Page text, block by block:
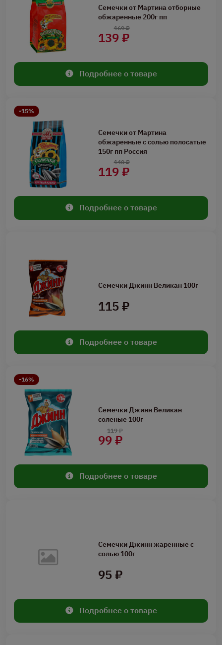
Семечки от Мартина отборные
обжаренные 200г пп
139 ₽
169 ₽
Подробнее о товаре
-15%
Семечки от Мартина
обжаренные с солью полосатые
150г пп Россия
119 ₽
140 ₽
Подробнее о товаре
Семечки Джинн Великан 100г
115 ₽
Подробнее о товаре
-16%
Семечки Джинн Великан
соленые 100г
99 ₽
119 ₽
Подробнее о товаре
Семечки Джинн жаренные с
солью 100г
95 ₽
Подробнее о товаре